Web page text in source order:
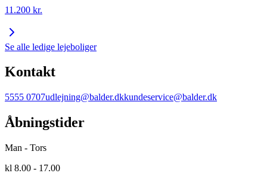
11.200 kr.
Se alle ledige lejeboliger
Kontakt
5555 0707udlejning@balder.dkkundeservice@balder.dk
Åbningstider
Man - Tors
kl 8.00 - 17.00